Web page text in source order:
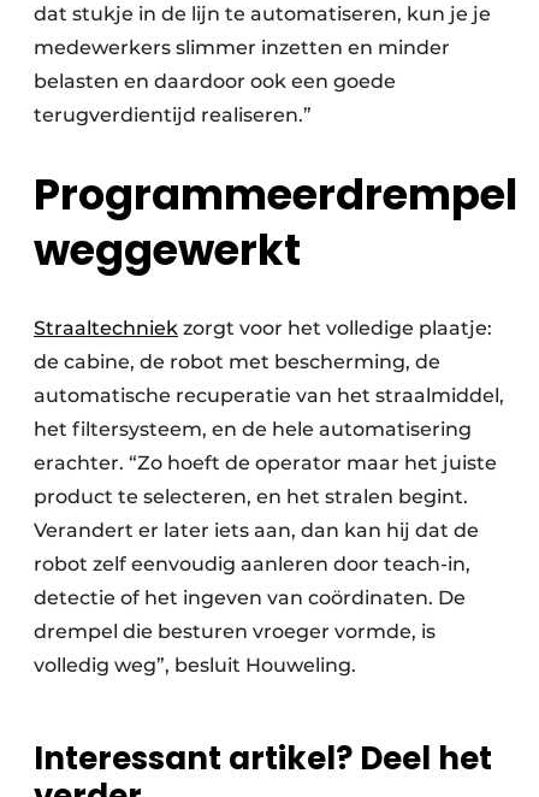
dat stukje in de lijn te automatiseren, kun je je
medewerkers slimmer inzetten en minder
belasten en daardoor ook een goede
terugverdientijd realiseren.”
Programmeerdrempel
weggewerkt
Straaltechniek zorgt voor het volledige plaatje:
de cabine, de robot met bescherming, de
automatische recuperatie van het straalmiddel,
het filtersysteem, en de hele automatisering
erachter. “Zo hoeft de operator maar het juiste
product te selecteren, en het stralen begint.
Verandert er later iets aan, dan kan hij dat de
robot zelf eenvoudig aanleren door teach-in,
detectie of het ingeven van coördinaten. De
drempel die besturen vroeger vormde, is
volledig weg”, besluit Houweling.
Interessant artikel? Deel het